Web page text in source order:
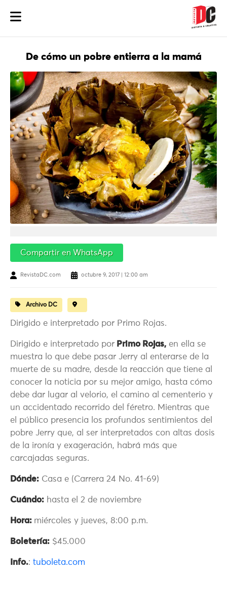
De cómo un pobre entierra a la mamá
Compartir en WhatsApp
RevistaDC.com octubre 9, 2017 | 12:00 am
Archivo DC
Dirigido e interpretado por Primo Rojas.
Dirigido e interpretado por Primo Rojas, en ella se
muestra lo que debe pasar Jerry al enterarse de la
muerte de su madre, desde la reacción que tiene al
conocer la noticia por su mejor amigo, hasta cómo
debe dar lugar al velorio, el camino al cementerio y
un accidentado recorrido del féretro. Mientras que
el público presencia los profundos sentimientos del
pobre Jerry que, al ser interpretados con altas dosis
de la ironía y exageración, habrá más que
carcajadas seguras.
Dónde: Casa e (Carrera 24 No. 41-69)
Cuándo: hasta el 2 de noviembre
Hora: miércoles y jueves, 8:00 p.m.
Boletería: $45.000
Info.: tuboleta.com